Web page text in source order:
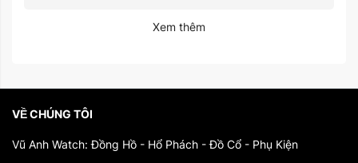
Xem thêm
VỀ CHÚNG TÔI
Vũ Anh Watch: Đồng Hồ - Hổ Phách - Đồ Cổ - Phụ Kiện